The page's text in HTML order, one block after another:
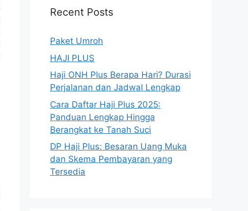
Recent Posts
Paket Umroh
HAJI PLUS
Haji ONH Plus Berapa Hari? Durasi
Perjalanan dan Jadwal Lengkap
Cara Daftar Haji Plus 2025:
Panduan Lengkap Hingga
Berangkat ke Tanah Suci
DP Haji Plus: Besaran Uang Muka
dan Skema Pembayaran yang
Tersedia